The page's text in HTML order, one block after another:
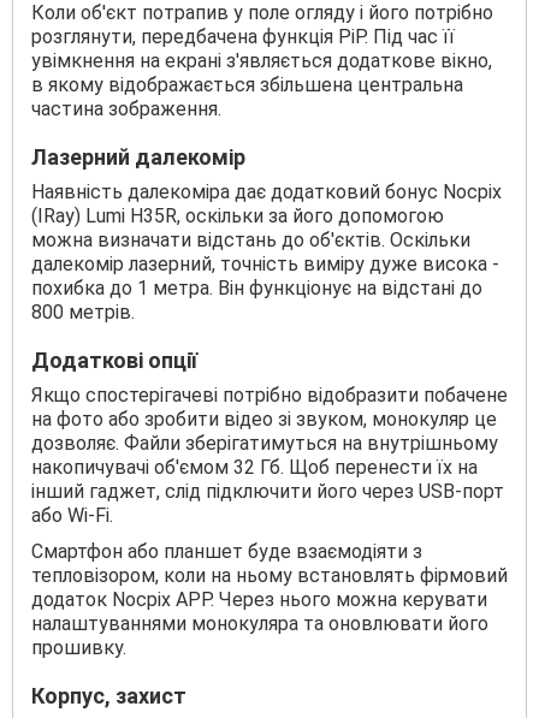
Коли об'єкт потрапив у поле огляду і його потрібно
розглянути, передбачена функція PiP. Під час її
увімкнення на екрані з'являється додаткове вікно,
в якому відображається збільшена центральна
частина зображення.
Лазерний далекомір
Наявність далекоміра дає додатковий бонус Nocpix
(IRay) Lumi H35R, оскільки за його допомогою
можна визначати відстань до об'єктів. Оскільки
далекомір лазерний, точність виміру дуже висока -
похибка до 1 метра. Він функціонує на відстані до
800 метрів.
Додаткові опції
Якщо спостерігачеві потрібно відобразити побачене
на фото або зробити відео зі звуком, монокуляр це
дозволяє. Файли зберігатимуться на внутрішньому
накопичувачі об'ємом 32 Гб. Щоб перенести їх на
інший гаджет, слід підключити його через USB-порт
або Wi-Fi.
Смартфон або планшет буде взаємодіяти з
тепловізором, коли на ньому встановлять фірмовий
додаток Nocpix APP. Через нього можна керувати
налаштуваннями монокуляра та оновлювати його
прошивку.
Корпус, захист